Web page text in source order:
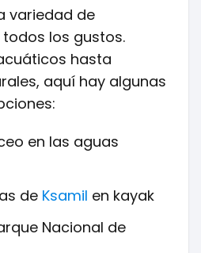
variedad de
los gustos.
hasta
aquí hay algunas
en las aguas
de Ksamil en kayak
Nacional de